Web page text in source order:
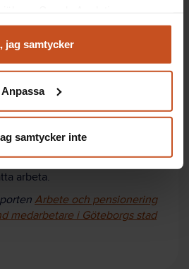
kunna visa riktad information
ditt godkännande genom att
jag samtycker
Anpassa
samtycker inte
.
krävande arbete och hälsans
pension och öka
om möjligheten att fortsätt
inom
och fånga upp medarbetare
om pension eller förlorar
arbeta.
Arbete och pensionering
medarbetare i Göteborgs stad